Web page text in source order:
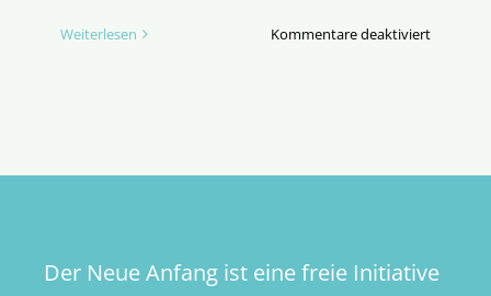
Weiterlesen Kommentare deaktiviertfür
Der Neue Anfang ist eine freie Initiative